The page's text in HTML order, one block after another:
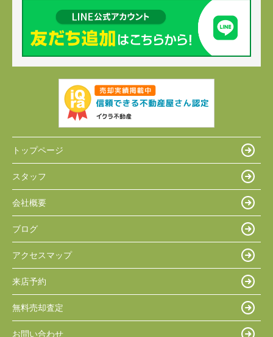
トップページ
スタッフ
会社概要
ブログ
アクセスマップ
来店予約
無料売却査定
お問い合わせ